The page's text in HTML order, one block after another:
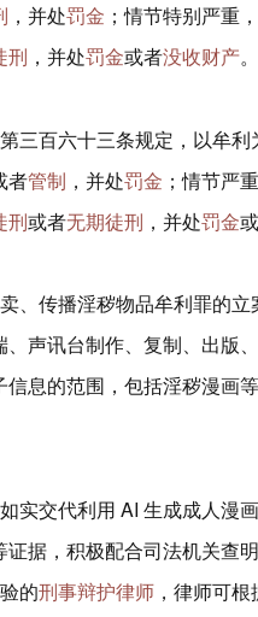
，并处罚金 ；情节特别严重
刑 ，并处罚金或者没收财产。​
三百六十三条规定，以牟
者管制 ，并处罚金 ；情节严
刑或者无期徒刑 ，并处罚金
、传播淫秽物品牟利罪的
声讯台制作、复制、出版
息的范围，包括淫秽漫画
实交代利用 AI 生成成人漫
据，积极配合司法机关查明
的刑事辩护律师 ，律师可